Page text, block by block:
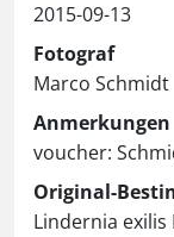
2015-09-13
Fotograf
Marco Schmidt
Anmerkungen
voucher:
Original-
Lindernia exilis